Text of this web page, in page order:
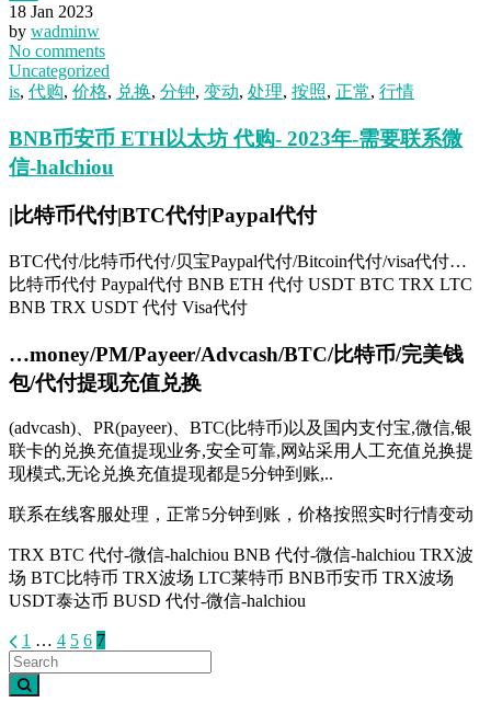
18 Jan 2023
by wadminw
No comments
Uncategorized
is, 代购, 价格, 兑换, 分钟, 变动, 处理, 按照, 正常, 行情
BNB币安币 ETH以太坊 代购- 2023年-需要联系微
信-halchiou
|比特币代付|BTC代付|Paypal代付
BTC代付/比特币代付/贝宝Paypal代付/Bitcoin代付/visa代付…
比特币代付 Paypal代付 BNB ETH 代付 USDT BTC TRX LTC
BNB TRX USDT 代付 Visa代付
…money/PM/Payeer/Advcash/BTC/比特币/完美钱
包/代付提现充值兑换
(advcash)、PR(payeer)、BTC(比特币)以及国内支付宝,微信,银
联卡的兑换充值提现业务,安全可靠,网站采用人工充值兑换提
现模式,无论兑换充值提现都是5分钟到账,..
联系在线客服处理，正常5分钟到账，价格按照实时行情变动
TRX BTC 代付-微信-halchiou BNB 代付-微信-halchiou TRX波
场 BTC比特币 TRX波场 LTC莱特币 BNB币安币 TRX波场
USDT泰达币 BUSD 代付-微信-halchiou
1 … 4 5 6 7